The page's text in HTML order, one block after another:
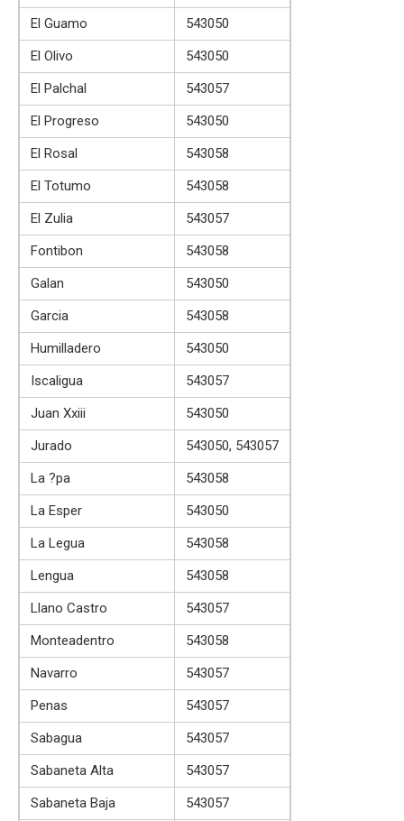
El Guamo
543050
El Olivo
543050
El Palchal
543057
El Progreso
543050
El Rosal
543058
El Totumo
543058
El Zulia
543057
Fontibon
543058
Galan
543050
Garcia
543058
Humilladero
543050
Iscaligua
543057
Juan Xxiii
543050
Jurado
543050, 543057
La ?pa
543058
La Esper
543050
La Legua
543058
Lengua
543058
Llano Castro
543057
Monteadentro
543058
Navarro
543057
Penas
543057
Sabagua
543057
Sabaneta Alta
543057
Sabaneta Baja
543057